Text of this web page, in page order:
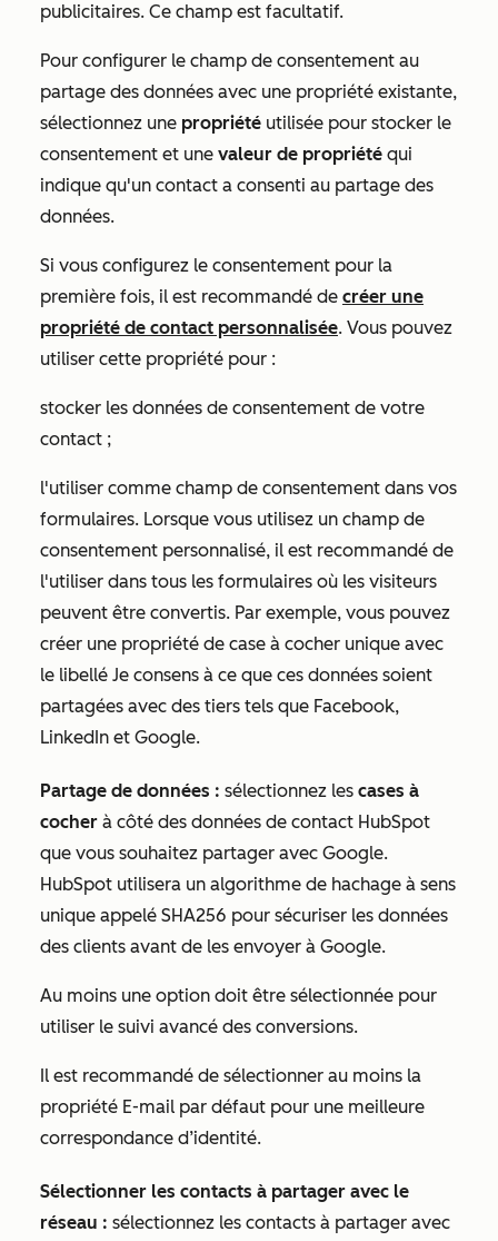
publicitaires. Ce champ est facultatif.
Pour configurer le champ de consentement au
partage des données avec une propriété existante,
sélectionnez une propriété utilisée pour stocker le
consentement et une valeur de propriété qui
indique qu'un contact a consenti au partage des
données.
Si vous configurez le consentement pour la
première fois, il est recommandé de créer une
propriété de contact personnalisée. Vous pouvez
utiliser cette propriété pour :
stocker les données de consentement de votre
contact ;
l'utiliser comme champ de consentement dans vos
formulaires. Lorsque vous utilisez un champ de
consentement personnalisé, il est recommandé de
l'utiliser dans tous les formulaires où les visiteurs
peuvent être convertis. Par exemple, vous pouvez
créer une propriété de case à cocher unique avec
le libellé Je consens à ce que ces données soient
partagées avec des tiers tels que Facebook,
LinkedIn et Google.
Partage de données : sélectionnez les cases à
cocher à côté des données de contact HubSpot
que vous souhaitez partager avec Google.
HubSpot utilisera un algorithme de hachage à sens
unique appelé SHA256 pour sécuriser les données
des clients avant de les envoyer à Google.
Au moins une option doit être sélectionnée pour
utiliser le suivi avancé des conversions.
Il est recommandé de sélectionner au moins la
propriété E-mail par défaut pour une meilleure
correspondance d’identité.
Sélectionner les contacts à partager avec le
réseau : sélectionnez les contacts à partager avec